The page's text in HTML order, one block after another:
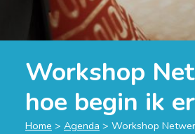
Workshop
hoe begin ik
Home > Agenda > Workshop